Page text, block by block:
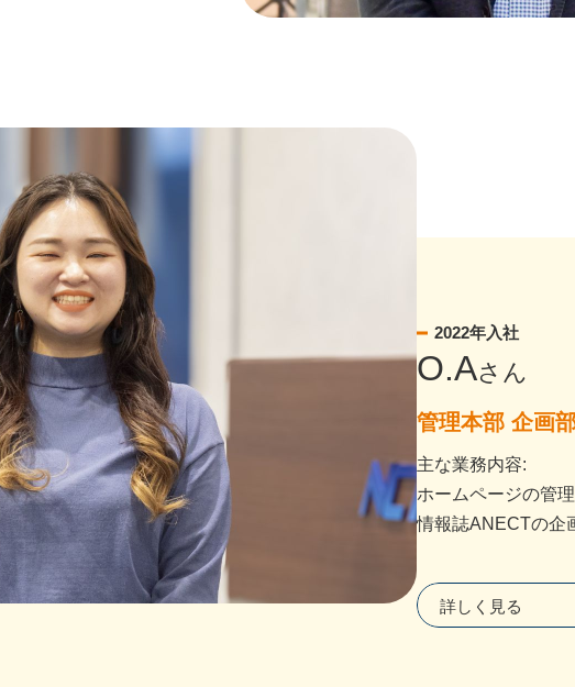
2022年入社
O.Aさん
管理本部 企画
主な業務内容:
ホームページの管
情報誌ANECTの企
詳しく見る